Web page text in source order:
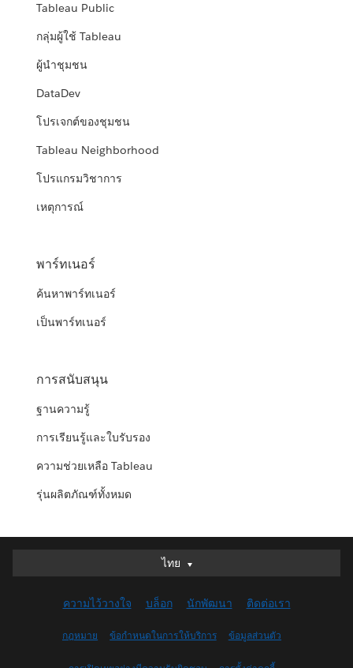
Tableau Public
กลุ่มผู้ใช้ Tableau
ผู้นำชุมชน
DataDev
โปรเจกต์ของชุมชน
Tableau Neighborhood
โปรแกรมวิชาการ
เหตุการณ์
พาร์ทเนอร์
ค้นหาพาร์ทเนอร์
เป็นพาร์ทเนอร์
การสนับสนุน
ฐานความรู้
การเรียนรู้และใบรับรอง
ความช่วยเหลือ Tableau
รุ่นผลิตภัณฑ์ทั้งหมด
ไทย
ไทย
English (UK)
English (US)
ความไว้วางใจ บล็อก นักพัฒนา ติดต่อเรา
กฎหมาย ข้อกำหนดในการให้บริการ ข้อมูลส่วนตัว